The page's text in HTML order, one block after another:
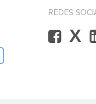
REDES
X